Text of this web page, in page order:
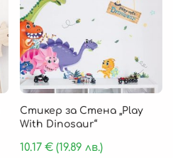
Стикер за Стена „Play
With Dinosaur“
10.17€ (19.89 лв.)